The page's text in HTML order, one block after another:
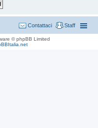
Staff
Contattaci
© phpBB Limited